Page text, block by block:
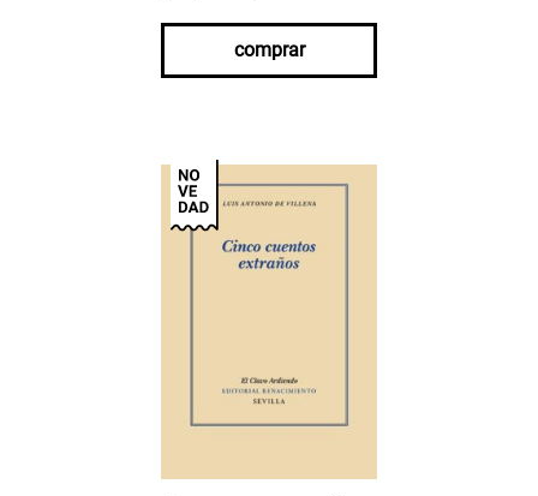
comprar